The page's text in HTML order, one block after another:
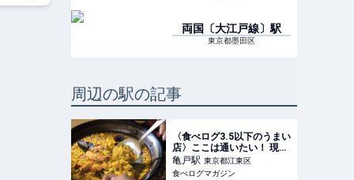
両国〔大江戸線〕駅
東京都墨田区
周辺の駅の記事
〈食べログ3.5以下のうまい
店〉ここは通いたい！ 現代
の感性が光るスペイン郷土
料理 | 食べログマガジン
亀戸駅 東京都江東区
食べログマガジン